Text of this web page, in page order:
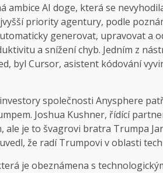
ambice AI doge, která se
priority agentury, podle
generovat, upravovat a
a snížení chyb. Jedním z
byl Cursor, asistent kódování
společnosti Anysphere
Joshua Kushner, řídící
ale je to švagrovi bratra Trumpa
že radí Trumpovi v oblasti
je obeznámena s